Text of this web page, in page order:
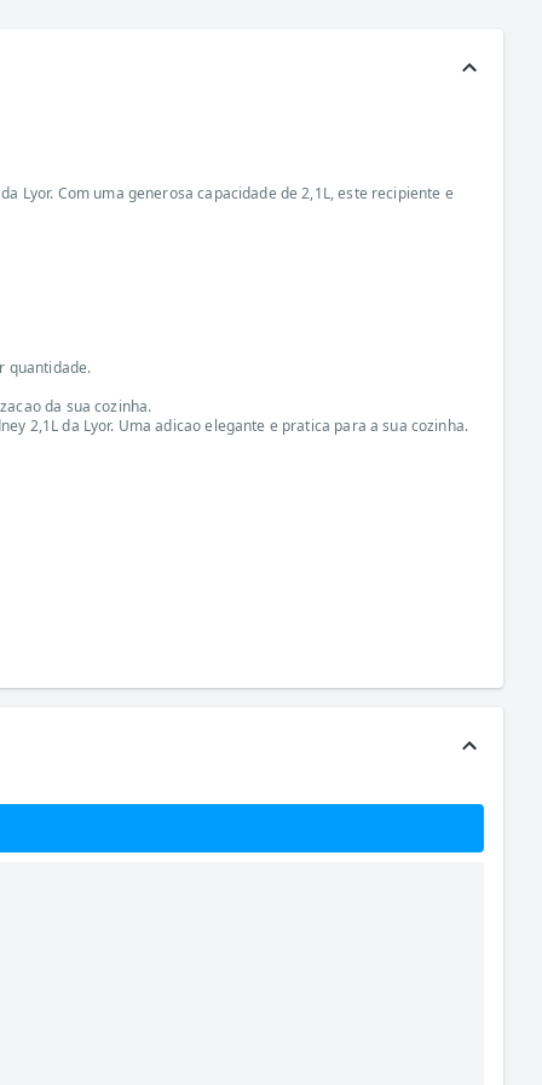
Lyor. Com uma generosa capacidade de 2,1L, este recipiente e
quantidade.
da sua cozinha.
2,1L da Lyor. Uma adicao elegante e pratica para a sua cozinha.